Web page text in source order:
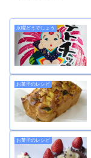
水曜どうでしょう
お菓子のレシピ
お菓子のレシピ